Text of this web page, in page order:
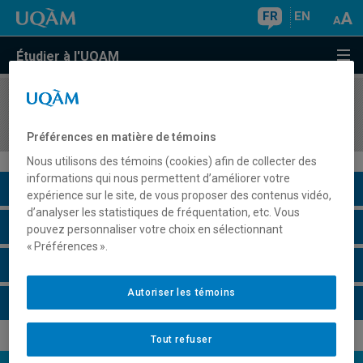
FR EN
Étudier à l'UQAM
COURS//
Description du cours
Horaire - Été 2026
Préférences en matière de témoins
Nous utilisons des témoins (cookies) afin de collecter des
informations qui nous permettent d’améliorer votre
expérience sur le site, de vous proposer des contenus vidéo,
d’analyser les statistiques de fréquentation, etc. Vous
pouvez personnaliser votre choix en sélectionnant
« Préférences ».
Tout refuser
Autoriser les témoins